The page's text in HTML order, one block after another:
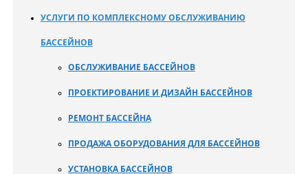
УСЛУГИ ПО КОМПЛЕКСНОМУ ОБСЛУЖИВАНИЮ
БАССЕЙНОВ
ОБСЛУЖИВАНИЕ БАССЕЙНОВ
ПРОЕКТИРОВАНИЕ И ДИЗАЙН БАССЕЙНОВ
РЕМОНТ БАССЕЙНА
ПРОДАЖА ОБОРУДОВАНИЯ ДЛЯ БАССЕЙНОВ
УСТАНОВКА БАССЕЙНОВ